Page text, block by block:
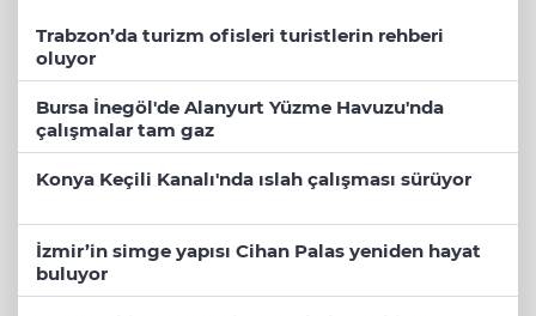
Trabzon’da turizm ofisleri turistlerin rehberi
oluyor
Bursa İnegöl'de Alanyurt Yüzme Havuzu'nda
çalışmalar tam gaz
Konya Keçili Kanalı'nda ıslah çalışması sürüyor
İzmir’in simge yapısı Cihan Palas yeniden hayat
buluyor